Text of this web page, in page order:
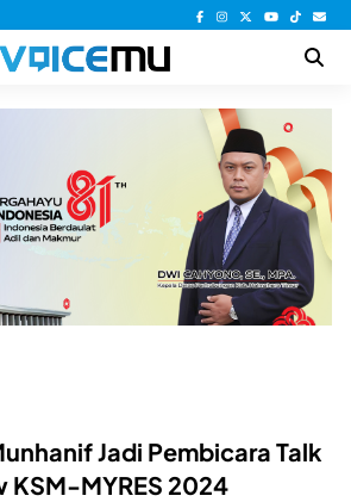
Jadi Pembicara Talk
KSM-MYRES 2024